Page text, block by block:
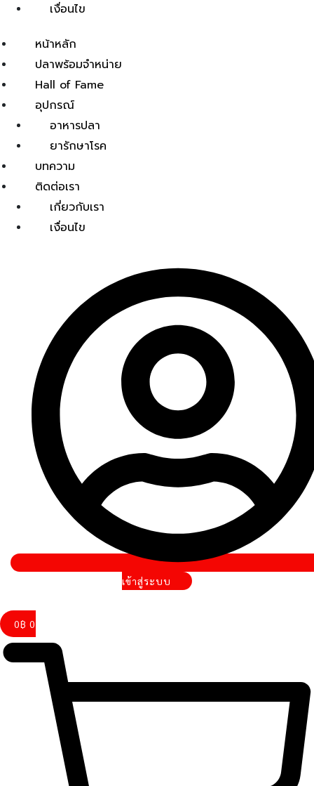
เงื่อนไข
หน้าหลัก
ปลาพร้อมจำหน่าย
Hall of Fame
อุปกรณ์
อาหารปลา
ยารักษาโรค
บทความ
ติดต่อเรา
เกี่ยวกับเรา
เงื่อนไข
เข้าสู่ระบบ
0฿ 0